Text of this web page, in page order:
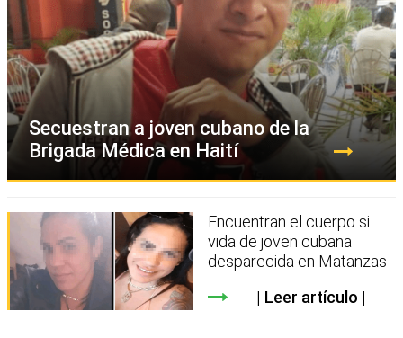
Secuestran a joven cubano de la
Brigada Médica en Haití
Encuentran el cuerpo si
vida de joven cubana
desparecida en Matanzas
Leer artículo